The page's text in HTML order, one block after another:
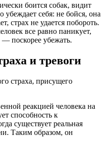
боится собак, видит
себя: не бойся, она
страх не удается побороть.
все равно паникует,
поскорее убежать.
и тревоги
страха, присущего
реакцией человека на
способность к
существует реальная
Таким образом, он